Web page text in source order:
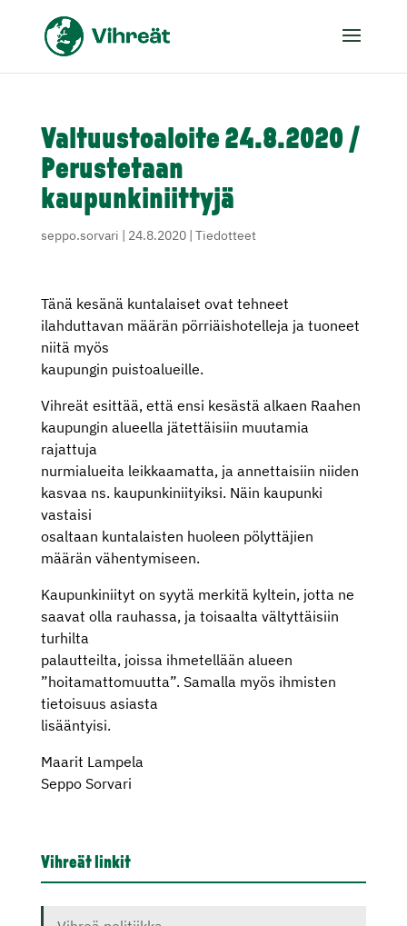
Valtuustoaloite 24.8.2020 /
Perustetaan
kaupunkiniittyjä
seppo.sorvari | 24.8.2020| Tiedotteet
Tänä kesänä kuntalaiset ovat tehneet
ilahduttavan määrän pörriäishotelleja ja tuoneet
niitä myös
kaupungin puistoalueille.
Vihreät esittää, että ensi kesästä alkaen Raahen
kaupungin alueella jätettäisiin muutamia
rajattuja
nurmialueita leikkaamatta, ja annettaisiin niiden
kasvaa ns. kaupunkiniityiksi. Näin kaupunki
vastaisi
osaltaan kuntalaisten huoleen pölyttäjien
määrän vähentymiseen.
Kaupunkiniityt on syytä merkitä kyltein, jotta ne
saavat olla rauhassa, ja toisaalta vältyttäisiin
turhilta
palautteilta, joissa ihmetellään alueen
”hoitamattomuutta”. Samalla myös ihmisten
tietoisuus asiasta
lisääntyisi.
Maarit Lampela
Seppo Sorvari
Vihreät linkit